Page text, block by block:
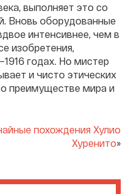
выполняет это со
Вновь оборудованные
интенсивнее, чем в
изобретения,
годах. Но мистер
и чисто этических
преимуществе мира и
похождения Хулио
Хуренито»